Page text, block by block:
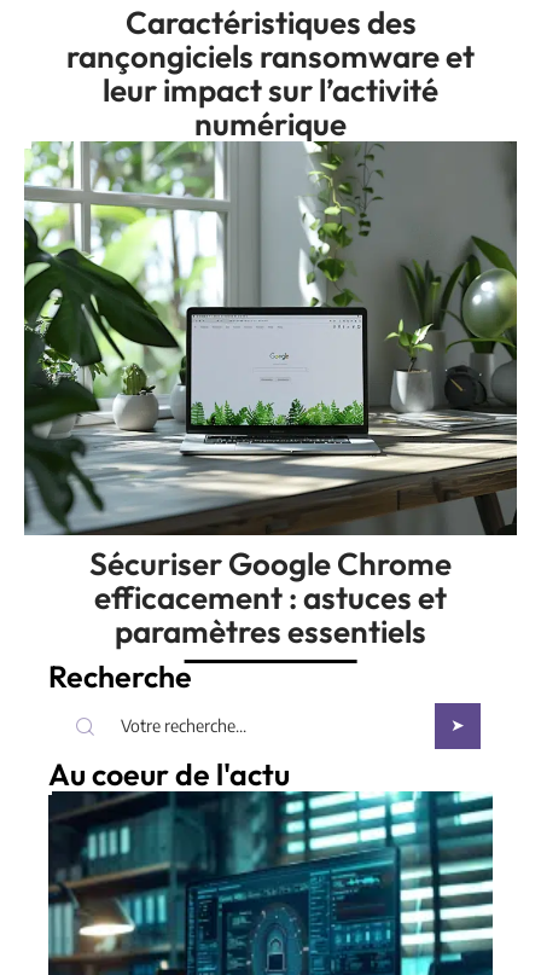
Caractéristiques des
rançongiciels ransomware et
leur impact sur l’activité
numérique
Sécuriser Google Chrome
efficacement : astuces et
paramètres essentiels
Recherche
Au coeur de l'actu